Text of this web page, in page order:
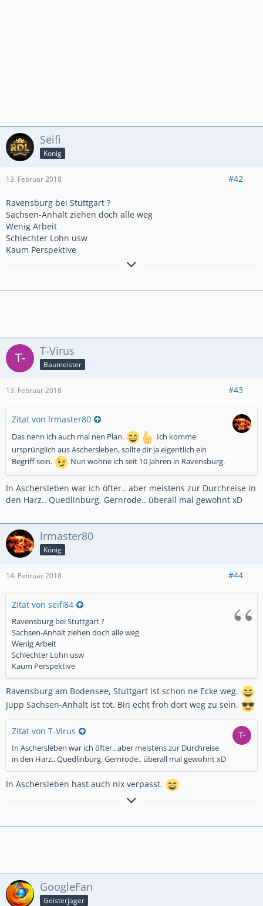
Seifi
König
13. Februar 2018 #42
Ravensburg bei Stuttgart ?
Sachsen-Anhalt ziehen doch alle weg
Wenig Arbeit
Schlechter Lohn usw
Kaum Perspektive
Twitter
T-Virus
Baumeister
13. Februar 2018 #43
Zitat von lrmaster80
Das nenn ich auch mal nen Plan.
Ich komme
ursprünglich aus Aschersleben, sollte dir ja eigentlich ein
Begriff sein.
Nun wohne ich seit 10 Jahren in Ravensburg.
In Aschersleben war ich öfter.. aber meistens zur Durchreise in
den Harz.. Quedlinburg, Gernrode.. überall mal gewohnt xD
lrmaster80
König
14. Februar 2018 #44
Zitat von seifi84
Ravensburg bei Stuttgart ?
Sachsen-Anhalt ziehen doch alle weg
Wenig Arbeit
Schlechter Lohn usw
Kaum Perspektive
Ravensburg am Bodensee, Stuttgart ist schon ne Ecke weg.
Jupp Sachsen-Anhalt ist tot. Bin echt froh dort weg zu sein.
Zitat von T-Virus
In Aschersleben war ich öfter.. aber meistens zur Durchreise
in den Harz.. Quedlinburg, Gernrode.. überall mal gewohnt xD
In Aschersleben hast auch nix verpasst.
Ohne Macke ist's Kacke!
GoogleFan
Geisterjäger